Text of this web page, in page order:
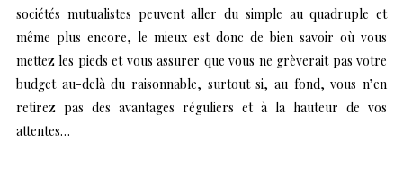
sociétés mutualistes peuvent aller du simple au quadruple et
même plus encore, le mieux est donc de bien savoir où vous
mettez les pieds et vous assurer que vous ne grèverait pas votre
budget au-delà du raisonnable, surtout si, au fond, vous n’en
retirez pas des avantages réguliers et à la hauteur de vos
attentes…